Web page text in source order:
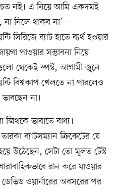
নই। এ নিয়ে আমি একদমই
না নিলে থাকব না’—
সিরিজে ব্যাট হাতে ব্যর্থ হওয়ার
পাওয়ার সম্ভাবনা নিয়ে
থেকেই স্পষ্ট, আগামী জুনে
বিশ্বকাপ খেলতে না পারলেও
না।
ভাবাতে বাধ্য।
ব্যাটসম্যান ক্রিকেটের যে
উঠেছেন, সেটা তো মূলত টেস্ট
রান করে যাওয়ার
ডেভিড ওয়ার্নারের অবসরের পর